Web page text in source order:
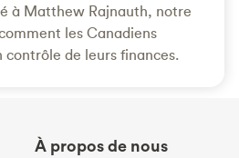
à Matthew Rajnauth, notre
les Canadiens
de leurs finances.
À propos de nous